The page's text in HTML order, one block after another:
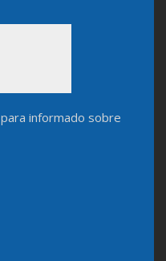
informado sobre